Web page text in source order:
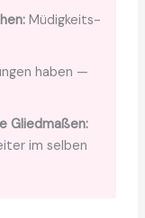
Müdigkeits-
haben —
Gliedmaßen:
im selben